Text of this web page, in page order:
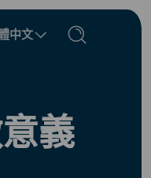
中文
中國
義